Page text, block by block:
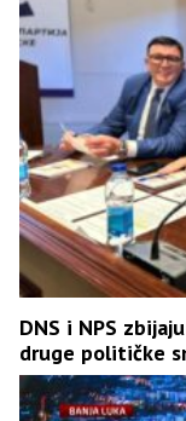
DNS i NPS
druge političke